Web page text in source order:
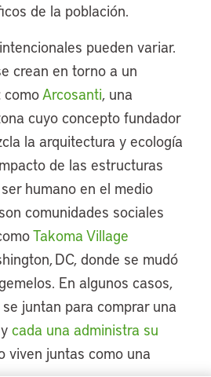
de la población.
pueden variar.
crean en torno a un
comoArcosanti, una
cuyo concepto fundador
la arquitectura y ecología
de las estructuras
humano en el medio
comunidades sociales
Takoma Village
DC, donde se mudó
En algunos casos,
juntan para comprar una
cada una administra su
viven juntas como una